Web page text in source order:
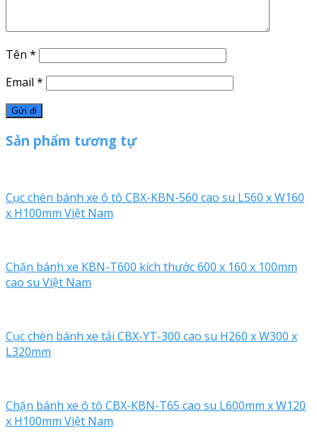
Tên *
Email *
Sản phẩm tương tự
Cục chèn bánh xe ô tô CBX-KBN-560 cao su L560 x W160
x H100mm Việt Nam
Chặn bánh xe KBN-T600 kích thước 600 x 160 x 100mm
cao su Việt Nam
Cục chèn bánh xe tải CBX-YT-300 cao su H260 x W300 x
L320mm
Chặn bánh xe ô tô CBX-KBN-T65 cao su L600mm x W120
x H100mm Việt Nam